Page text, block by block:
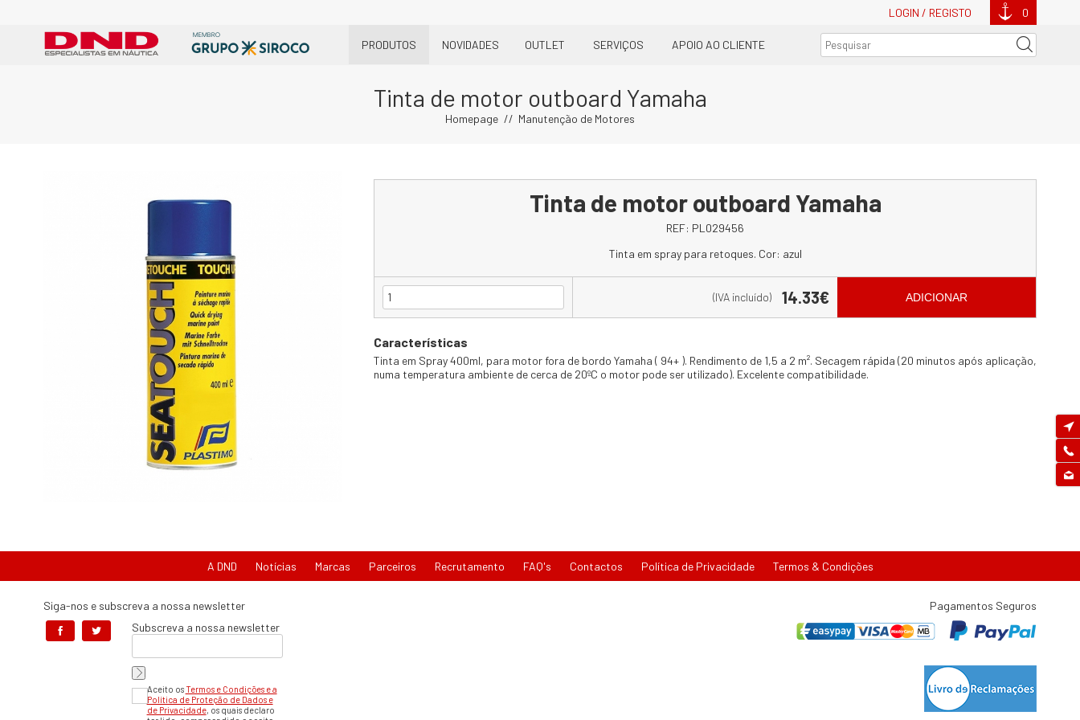
LOGIN / REGISTO 0
PRODUTOS NOVIDADES OUTLET SERVIÇOS APOIO AO CLIENTE
Tinta de motor outboard Yamaha
Homepage Manutenção de Motores
Tinta de motor outboard Yamaha
REF: PL029456
Tinta em spray para retoques. Cor: azul
(IVA incluído) 14.33€ ADICIONAR
Características
Tinta em Spray 400ml, para motor fora de bordo Yamaha ( 94+ ). Rendimento de 1,5 a 2 m². Secagem rápida (20 minutos após aplicação,
numa temperatura ambiente de cerca de 20ºC o motor pode ser utilizado). Excelente compatibilidade.
A DND Notícias Marcas Parceiros Recrutamento FAQ's Contactos Política de Privacidade Termos & Condições
Siga-nos e subscreva a nossa newsletter
Subscreva a nossa newsletter
Aceito osTermos e Condições e a
Política de Proteção de Dados e
de Privacidade, os quais declaro
Pagamentos Seguros